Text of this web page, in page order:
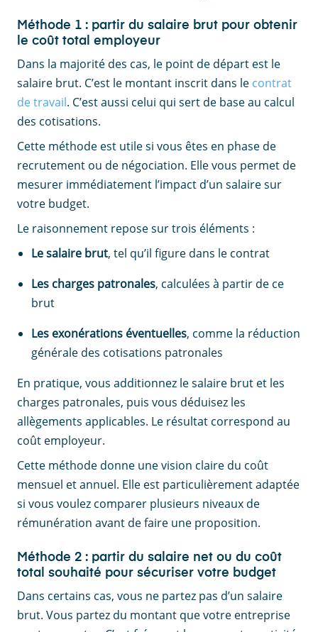
Méthode 1 : partir du salaire brut pour obtenir
le coût total employeur
Dans la majorité des cas, le point de départ est le
salaire brut. C’est le montant inscrit dans le contrat
de travail. C’est aussi celui qui sert de base au calcul
des cotisations.
Cette méthode est utile si vous êtes en phase de
recrutement ou de négociation. Elle vous permet de
mesurer immédiatement l’impact d’un salaire sur
votre budget.
Le raisonnement repose sur trois éléments :
Le salaire brut, tel qu’il figure dans le contrat
Les charges patronales, calculées à partir de ce
brut
Les exonérations éventuelles, comme la réduction
générale des cotisations patronales
En pratique, vous additionnez le salaire brut et les
charges patronales, puis vous déduisez les
allègements applicables. Le résultat correspond au
coût employeur.
Cette méthode donne une vision claire du coût
mensuel et annuel. Elle est particulièrement adaptée
si vous voulez comparer plusieurs niveaux de
rémunération avant de faire une proposition.
Méthode 2 : partir du salaire net ou du coût
total souhaité pour sécuriser votre budget
Dans certains cas, vous ne partez pas d’un salaire
brut. Vous partez du montant que votre entreprise